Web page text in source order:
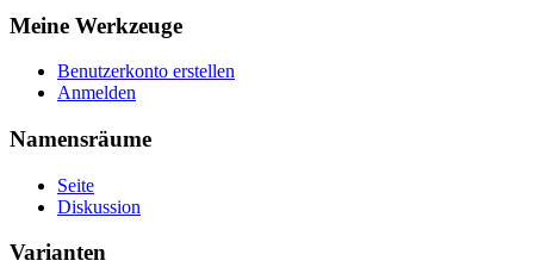
Meine Werkzeuge
Benutzerkonto erstellen
Anmelden
Namensräume
Seite
Diskussion
Varianten